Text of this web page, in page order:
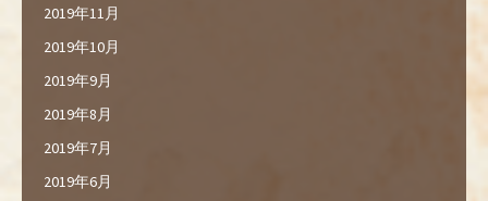
2019年11月
2019年10月
2019年9月
2019年8月
2019年7月
2019年6月